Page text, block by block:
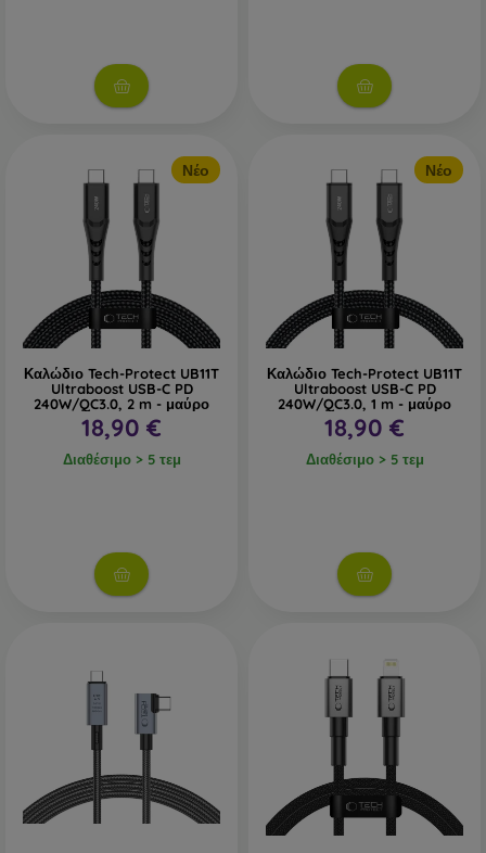
Νέο
Καλώδιο Tech-Protect UB11T
Ultraboost USB-C PD
240W/QC3.0, 2 m - μαύρο
18,90 €
Διαθέσιμο > 5 τεμ
Νέο
Καλώδιο Tech-Protect UB11T
Ultraboost USB-C PD
240W/QC3.0, 1 m - μαύρο
18,90 €
Διαθέσιμο > 5 τεμ